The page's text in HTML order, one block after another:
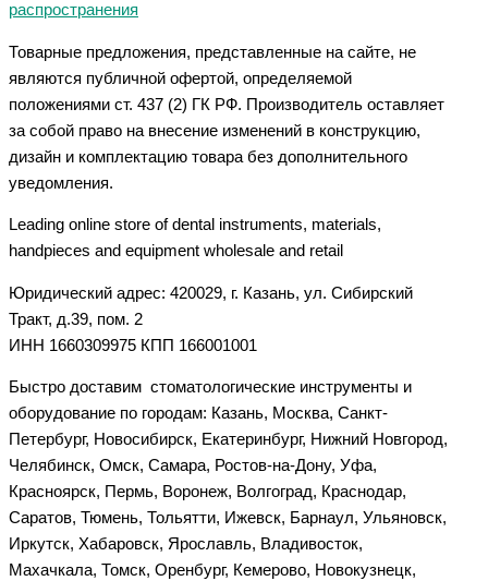
распространения
Товарные предложения, представленные на сайте, не
являются публичной офертой, определяемой
положениями ст. 437 (2) ГК РФ. Производитель оставляет
за собой право на внесение изменений в конструкцию,
дизайн и комплектацию товара без дополнительного
уведомления.
Leading online store of dental instruments, materials,
handpieces and equipment wholesale and retail
Юридический адрес: 420029, г. Казань, ул. Сибирский
Тракт, д.39, пом. 2
ИНН 1660309975 КПП 166001001
Быстро доставим стоматологические инструменты и
оборудование по городам: Казань, Москва, Санкт-
Петербург, Новосибирск, Екатеринбург, Нижний Новгород,
Челябинск, Омск, Самара, Ростов-на-Дону, Уфа,
Красноярск, Пермь, Воронеж, Волгоград, Краснодар,
Саратов, Тюмень, Тольятти, Ижевск, Барнаул, Ульяновск,
Иркутск, Хабаровск, Ярославль, Владивосток,
Махачкала, Томск, Оренбург, Кемерово, Новокузнецк,